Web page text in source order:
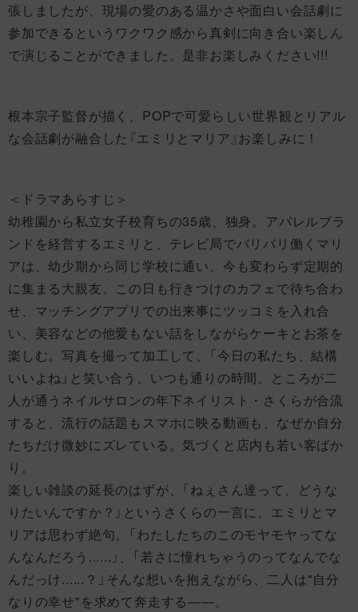
張しましたが、現場の愛のある温かさや面白い会話劇に
参加できるというワクワク感から真剣に向き合い楽しん
で演じることができました。是非お楽しみください!!!
根本宗子監督が描く、POPで可愛らしい世界観とリアル
な会話劇が融合した『エミリとマリア』お楽しみに！
＜ドラマあらすじ＞
幼稚園から私立女子校育ちの35歳、独身。アパレルブラ
ンドを経営するエミリと、テレビ局でバリバリ働くマリ
アは、幼少期から同じ学校に通い、今も変わらず定期的
に集まる大親友。この日も行きつけのカフェで待ち合わ
せ、マッチングアプリでの出来事にツッコミを入れ合
い、美容などの他愛もない話をしながらケーキとお茶を
楽しむ。写真を撮って加工して、「今日の私たち、結構
いいよね」と笑い合う、いつも通りの時間。ところが二
人が通うネイルサロンの年下ネイリスト・さくらが合流
すると、流行の話題もスマホに映る動画も、なぜか自分
たちだけ微妙にズレている。気づくと店内も若い客ばか
り。
楽しい雑談の延長のはずが、「ねぇさん達って、どうな
りたいんですか？」というさくらの一言に、エミリとマ
リアは思わず絶句。「わたしたちのこのモヤモヤってな
んなんだろう......」、「若さに憧れちゃうのってなんでな
んだっけ......？」そんな想いを抱えながら、二人は"自分
なりの幸せ"を求めて奔走する――。